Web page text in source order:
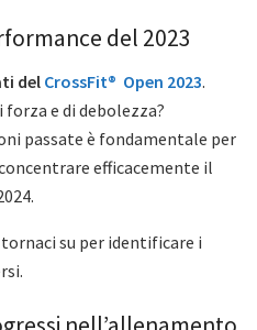
del 2023
delCrossFit® Open 2023.
e di debolezza?
passate è fondamentale per
efficacemente il
su per identificare i